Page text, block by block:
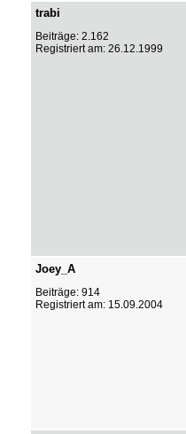
trabi
Beiträge: 2.162
Registriert am: 26.12.1999
Joey_A
Beiträge: 914
Registriert am: 15.09.2004